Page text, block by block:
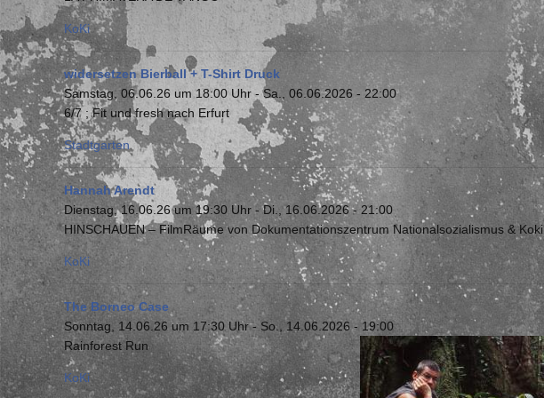
KoKi
widersetzen Bierball + T-Shirt Druck
Samstag, 06.06.26 um 18:00 Uhr-Sa., 06.06.2026 - 22:00
6/7 ; Fit und fresh nach Erfurt
Stadtgarten
Hannah Arendt
Dienstag, 16.06.26 um 19:30 Uhr -Di., 16.06.2026 - 21:00
HINSCHAUEN – FilmRäume von Dokumentationszentrum Nationalsozialismus & Koki
KoKi
The Borneo Case
Sonntag, 14.06.26 um 17:30 Uhr- So., 14.06.2026 - 19:00
Rainforest Run
KoKi